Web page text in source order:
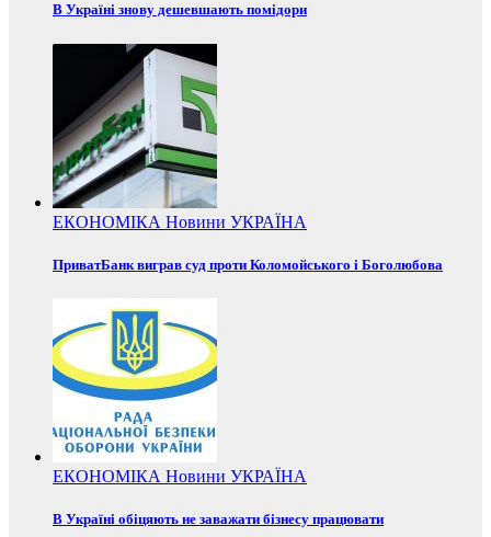
В Україні знову дешевшають помідори
ЕКОНОМІКА Новини УКРАЇНА
ПриватБанк виграв суд проти Коломойського і Боголюбова
ЕКОНОМІКА Новини УКРАЇНА
В Україні обіцяють не заважати бізнесу працювати